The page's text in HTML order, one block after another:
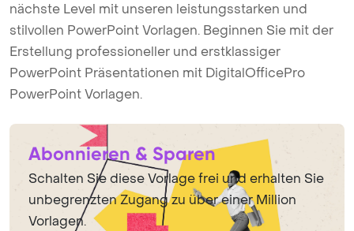
nächste Level mit unseren leistungsstarken und
stilvollen PowerPoint Vorlagen. Beginnen Sie mit der
Erstellung professioneller und erstklassiger
PowerPoint Präsentationen mit DigitalOfficePro
PowerPoint Vorlagen.
Abonnieren & Sparen
Schalten Sie diese Vorlage frei und erhalten Sie
unbegrenzten Zugang zu über einer Million
Vorlagen.